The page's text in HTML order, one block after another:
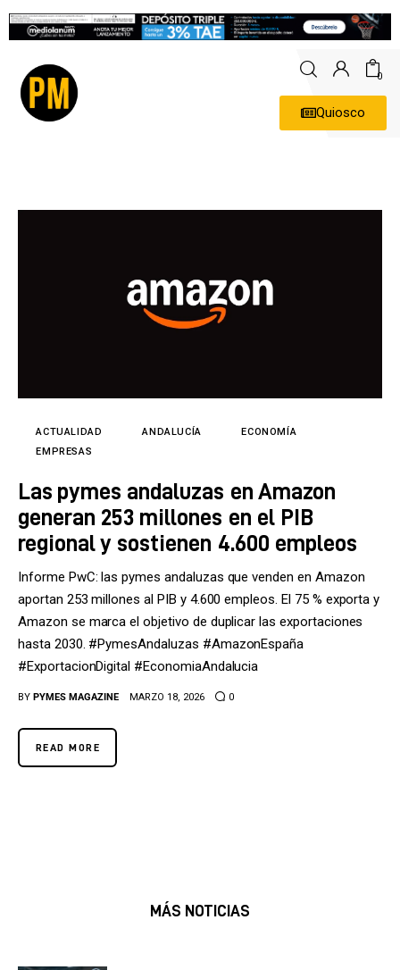
0
Quiosco
Entrevistas
Tecnología
Cultura
LifeStyle
Directorio
ACTUALIDAD ANDALUCÍA
ECONOMÍA
EMPRESAS
Las pymes andaluzas en Amazon
generan 253 millones en el PIB
regional y sostienen 4.600 empleos
Informe PwC: las pymes andaluzas que venden en Amazon
aportan 253 millones al PIB y 4.600 empleos. El 75 % exporta y
Amazon se marca el objetivo de duplicar las exportaciones
hasta 2030. #PymesAndaluzas #AmazonEspaña
#ExportacionDigital #EconomiaAndalucia
BY PYMES MAGAZINE MARZO 18, 2026 0
READ MORE
MÁS NOTICIAS